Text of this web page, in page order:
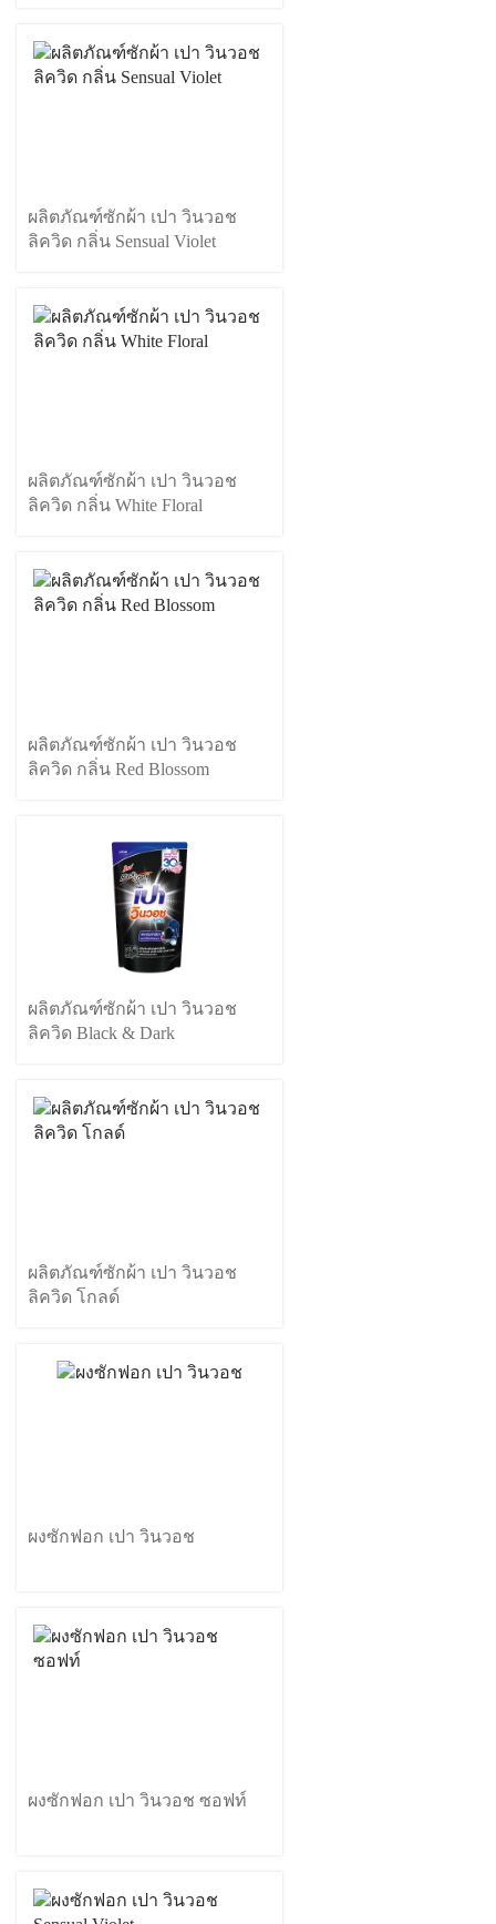
ผลิตภัณฑ์ซักผ้า เปา วินวอช
ลิควิด กลิ่น Sensual Violet
ผลิตภัณฑ์ซักผ้า เปา วินวอช
ลิควิด กลิ่น White Floral
ผลิตภัณฑ์ซักผ้า เปา วินวอช
ลิควิด กลิ่น Red Blossom
ผลิตภัณฑ์ซักผ้า เปา วินวอช
ลิควิด Black & Dark
ผลิตภัณฑ์ซักผ้า เปา วินวอช
ลิควิด โกลด์
ผงซักฟอก เปา วินวอช
ผงซักฟอก เปา วินวอช ซอฟท์